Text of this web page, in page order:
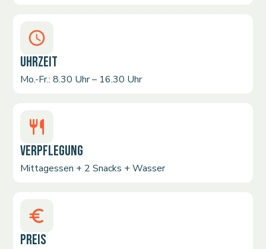
UHRZEIT
Mo.-Fr.: 8.30 Uhr – 16.30 Uhr
VERPFLEGUNG
Mittagessen + 2 Snacks + Wasser
PREIS